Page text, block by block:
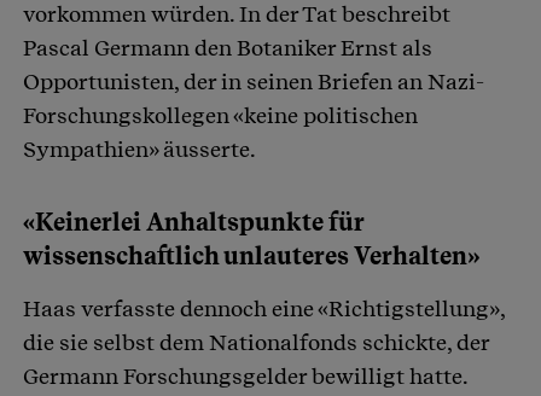
vorkommen würden. In der Tat beschreibt
Pascal Germann den Botaniker Ernst als
Opportunisten, der in seinen Briefen an Nazi-
Forschungskollegen «keine politischen
Sympathien» äusserte.
«Keinerlei Anhaltspunkte für
wissenschaftlich unlauteres Verhalten»
Haas verfasste dennoch eine «Richtigstellung»,
die sie selbst dem Nationalfonds schickte, der
Germann Forschungsgelder bewilligt hatte.